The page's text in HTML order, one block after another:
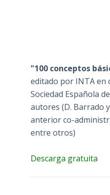
"100 conceptos
editado por INTA en
Sociedad Española
autores (D. Barrado
anterior co-
entre otros)
Descarga gratuita